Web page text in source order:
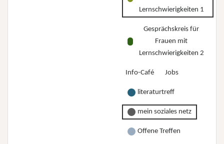
Lernschwierigkeiten 1
Gesprächskreis für
Frauen mit
Lernschwierigkeiten 2
Info-Café Jobs
literaturtreff
mein soziales netz
Offene Treffen